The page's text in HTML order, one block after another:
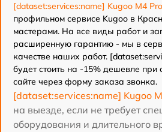
[dataset:services:name] Kugoo M4 Pro
профильном сервисе Kugoo в
мастерами. На все виды работ и
расширенную гарантию - мы в
качестве наших работ.
будет стоить на -15% дешевле
сайте через форму заказа звонка.
[dataset:services:name] Kugoo
на выезде, если не требует
оборудования и длительного